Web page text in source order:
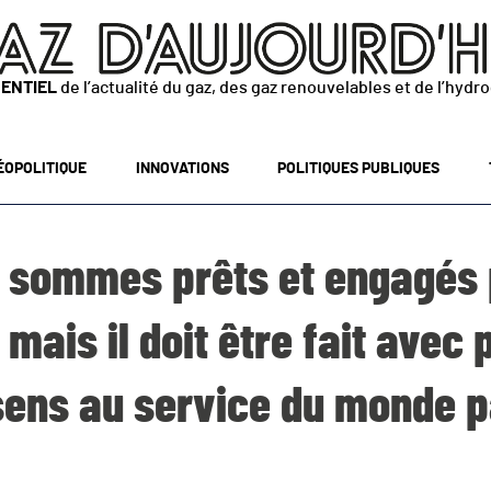
de l’actualité du gaz, des gaz renouvelables et de
INNOVATIONS POLITIQUES PUBLIQUES
sommes prêts et
mais il doit être fait avec
au service du monde